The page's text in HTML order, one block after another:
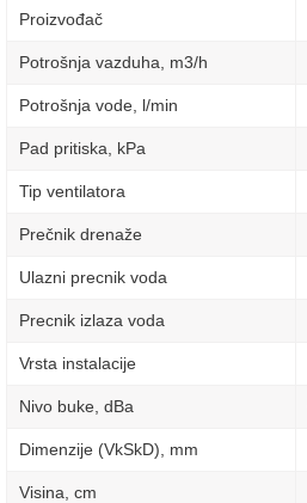
Proizvođač
Potrošnja vazduha, m3/h
Potrošnja vode, l/min
Pad pritiska, kPa
Tip ventilatora
Prečnik drenaže
Ulazni precnik voda
Precnik izlaza voda
Vrsta instalacije
Nivo buke, dBa
Dimenzije (VkSkD), mm
Visina, сm